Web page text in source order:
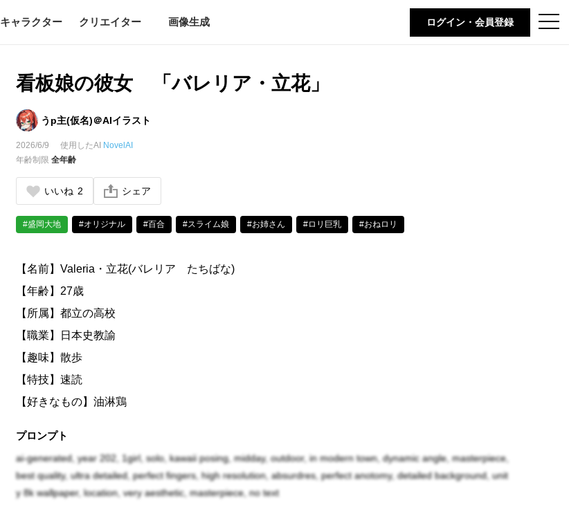
t
o
キャラクター クリエイター 画像生成 ログイン・会員登録
看板娘の彼女 「バレリア・立花」
うp主(仮名)＠AIイラスト
2026/6/9 使用したAI NovelAI
年齢制限全年齢
いいね 2 シェア
#盛岡大地 #オリジナル #百合 #スライム娘 #お姉さん #ロリ巨乳 #おねロリ
【名前】Valeria・立花(バレリア たちばな)
【年齢】27歳
【所属】都立の高校
【職業】日本史教諭
【趣味】散歩
【特技】速読
【好きなもの】油淋鶏
一見は平凡な高校教師だが、強力な魔法の素養を持っている女性。アニータの妹である為、素養も
高いが、本人はその力を隠している。それも裏稼業をやっていた姉がジェルマに挑んで返り討ちに
プロンプト
ai-generated, year 202, 1girl, solo, kawaii posing, midday, outdoor, in modern town, dynamic angle, masterpiece,
best quality, ultra detailed, perfect fingers, high resolution, absurdres, perfect anotomy, detailed background, unit
y 8k wallpaper, location, very aesthetic, masterpiece, no text